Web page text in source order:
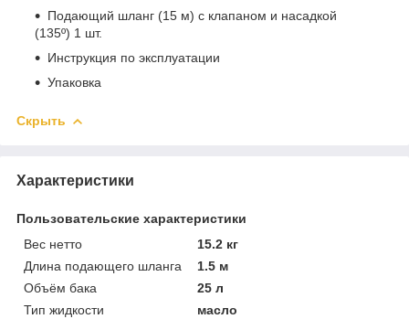
Подающий шланг (15 м) с клапаном и насадкой
(135º) 1 шт.
Инструкция по эксплуатации
Упаковка
Скрыть
Характеристики
Пользовательские характеристики
Вес нетто
15.2 кг
Длина подающего шланга
1.5 м
Объём бака
25 л
Тип жидкости
масло